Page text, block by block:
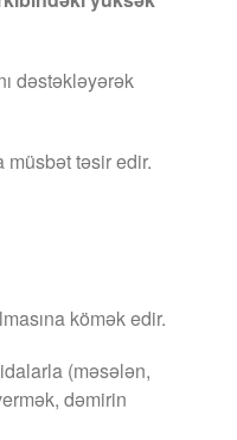
dəstəkləyərək
müsbət təsir edir.
kömək edir.
(məsələn,
dəmirin